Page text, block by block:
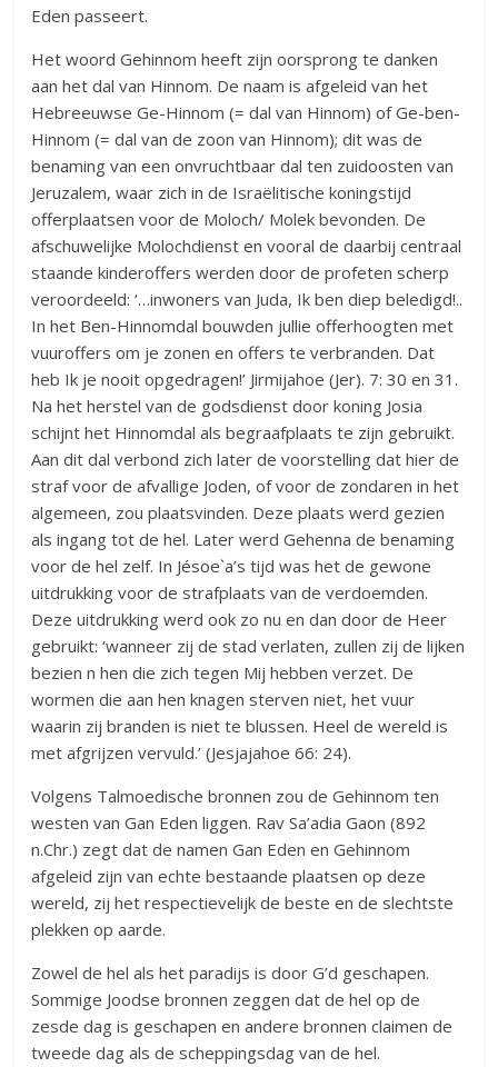
Eden passeert.
Het woord Gehinnom heeft zijn oorsprong te danken
aan het dal van Hinnom. De naam is afgeleid van het
Hebreeuwse Ge-Hinnom (= dal van Hinnom) of Ge-ben-
Hinnom (= dal van de zoon van Hinnom); dit was de
benaming van een onvruchtbaar dal ten zuidoosten van
Jeruzalem, waar zich in de Israëlitische koningstijd
offerplaatsen voor de Moloch/ Molek bevonden. De
afschuwelijke Molochdienst en vooral de daarbij centraal
staande kinderoffers werden door de profeten scherp
veroordeeld: ‘…inwoners van Juda, Ik ben diep beledigd!..
In het Ben-Hinnomdal bouwden jullie offerhoogten met
vuuroffers om je zonen en offers te verbranden. Dat
heb Ik je nooit opgedragen!’ Jirmijahoe (Jer). 7: 30 en 31.
Na het herstel van de godsdienst door koning Josia
schijnt het Hinnomdal als begraafplaats te zijn gebruikt.
Aan dit dal verbond zich later de voorstelling dat hier de
straf voor de afvallige Joden, of voor de zondaren in het
algemeen, zou plaatsvinden. Deze plaats werd gezien
als ingang tot de hel. Later werd Gehenna de benaming
voor de hel zelf. In Jésoe`a’s tijd was het de gewone
uitdrukking voor de strafplaats van de verdoemden.
Deze uitdrukking werd ook zo nu en dan door de Heer
gebruikt: ‘wanneer zij de stad verlaten, zullen zij de lijken
bezien n hen die zich tegen Mij hebben verzet. De
wormen die aan hen knagen sterven niet, het vuur
waarin zij branden is niet te blussen. Heel de wereld is
met afgrijzen vervuld.’ (Jesjajahoe 66: 24).
Volgens Talmoedische bronnen zou de Gehinnom ten
westen van Gan Eden liggen. Rav Sa’adia Gaon (892
n.Chr.) zegt dat de namen Gan Eden en Gehinnom
afgeleid zijn van echte bestaande plaatsen op deze
wereld, zij het respectievelijk de beste en de slechtste
plekken op aarde.
Zowel de hel als het paradijs is door G’d geschapen.
Sommige Joodse bronnen zeggen dat de hel op de
zesde dag is geschapen en andere bronnen claimen de
tweede dag als de scheppingsdag van de hel.